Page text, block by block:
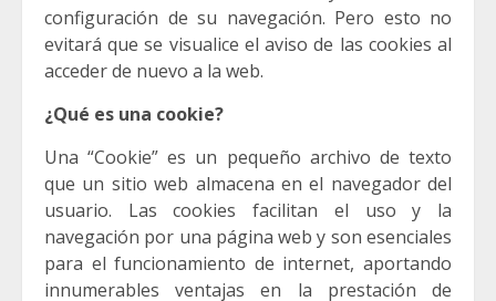
configuración de su navegación. Pero esto no
evitará que se visualice el aviso de las cookies al
acceder de nuevo a la web.
¿Qué es una cookie?
Una “Cookie” es un pequeño archivo de texto
que un sitio web almacena en el navegador del
usuario. Las cookies facilitan el uso y la
navegación por una página web y son esenciales
para el funcionamiento de internet, aportando
innumerables ventajas en la prestación de